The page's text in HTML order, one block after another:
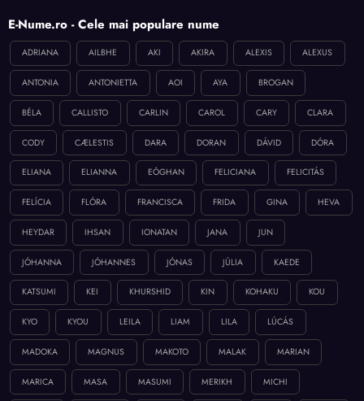
E-Nume.ro - Cele mai populare nume
ADRIANA AILBHE AKI AKIRA ALEXIS ALEXUS
ANTONIA ANTONIETTA AOI AYA BROGAN
BÉLA CALLISTO CARLIN CAROL CARY CLARA
CODY CÆLESTIS DARA DORAN DÁVID DÓRA
ELIANA ELIANNA EÓGHAN FELICIANA FELICITÁS
FELÍCIA FLÓRA FRANCISCA FRIDA GINA HEVA
HEYDAR IHSAN IONATAN JANA JUN
JÓHANNA JÓHANNES JÓNAS JÚLIA KAEDE
KATSUMI KEI KHURSHID KIN KOHAKU KOU
KYO KYOU LEILA LIAM LILA LÚCÁS
MADOKA MAGNUS MAKOTO MALAK MARIAN
MARICA MASA MASUMI MERIKH MICHI